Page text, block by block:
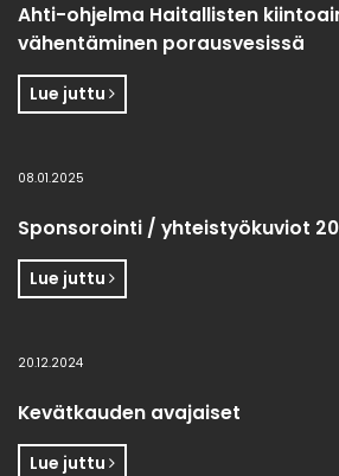
Ahti-ohjelma Haitallisten
vähentäminen porausvesissä
Lue juttu
08.01.2025
Sponsorointi / yhteistyökuviot
Lue juttu
20.12.2024
Kevätkauden avajaiset
Lue juttu